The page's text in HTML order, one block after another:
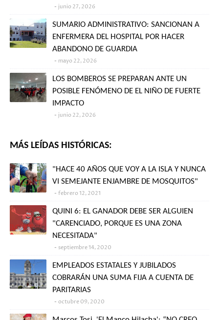
junio 27, 2026
SUMARIO ADMINISTRATIVO: SANCIONAN A
ENFERMERA DEL HOSPITAL POR HACER
ABANDONO DE GUARDIA
mayo 22, 2026
LOS BOMBEROS SE PREPARAN ANTE UN
POSIBLE FENÓMENO DE EL NIÑO DE FUERTE
IMPACTO
junio 22, 2026
MÁS LEÍDAS HISTÓRICAS:
"HACE 40 AÑOS QUE VOY A LA ISLA Y NUNCA
VI SEMEJANTE ENJAMBRE DE MOSQUITOS"
febrero 12, 2021
QUINI 6: EL GANADOR DEBE SER ALGUIEN
"CARENCIADO, PORQUE ES UNA ZONA
NECESITADA"
septiembre 14, 2020
EMPLEADOS ESTATALES Y JUBILADOS
COBRARÁN UNA SUMA FIJA A CUENTA DE
PARITARIAS
octubre 09, 2020